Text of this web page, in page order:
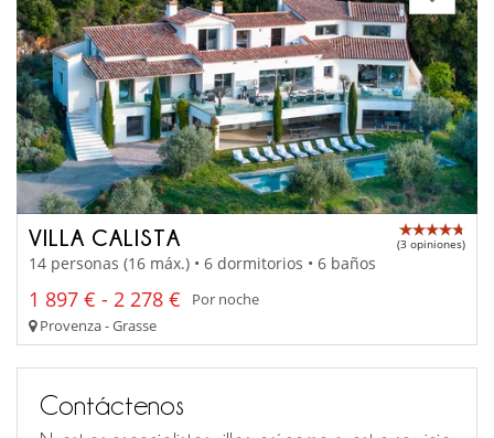
VILLA CALISTA (3 opiniones)
14 personas (16 máx.) • 6 dormitorios • 6 baños
1 897 € - 2 278 €
Por noche
Provenza - Grasse
Contáctenos